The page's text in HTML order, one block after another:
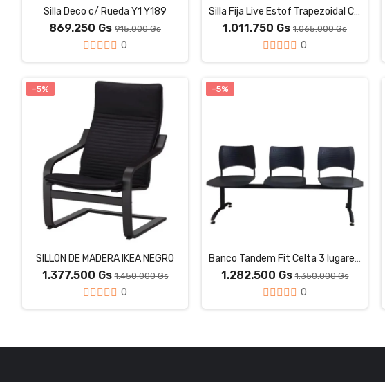
Silla Deco c/ Rueda Y1 Y189
869.250 Gs 915.000 Gs
0
Silla Fija Live Estof Trapezoidal Cuerina (Negro)
1.011.750 Gs 1.065.000 Gs
0
-5%
SILLON DE MADERA IKEA NEGRO
1.377.500 Gs1.450.000 Gs
0
-5%
Banco Tandem Fit Celta 3 lugares PR:
1.282.500 Gs1.350.000 Gs
0